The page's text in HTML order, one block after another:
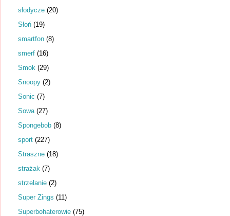
słodycze (20)
Słoń (19)
smartfon (8)
smerf (16)
Smok (29)
Snoopy (2)
Sonic (7)
Sowa (27)
Spongebob (8)
sport (227)
Straszne (18)
strażak (7)
strzelanie (2)
Super Zings (11)
Superbohaterowie (75)